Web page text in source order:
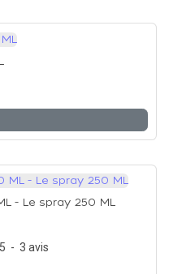
- Le spray 250 ML
5 - 3 avis